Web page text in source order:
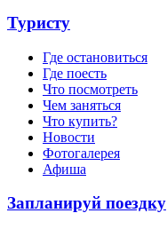
Туристу
Где остановиться
Где поесть
Что посмотреть
Чем заняться
Что купить?
Новости
Фотогалерея
Афиша
Запланируй поездку